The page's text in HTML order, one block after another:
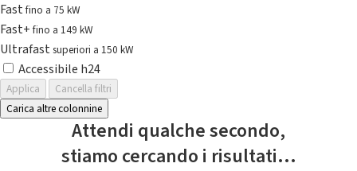
Fastfino a 75 kW
Fast+fino a 149 kW
Ultrafast superiori a 150 kW
Accessibile h24
Applica
Cancella filtri
Carica altre colonnine
Attendi qualche secondo,
stiamo cercando i risultati...